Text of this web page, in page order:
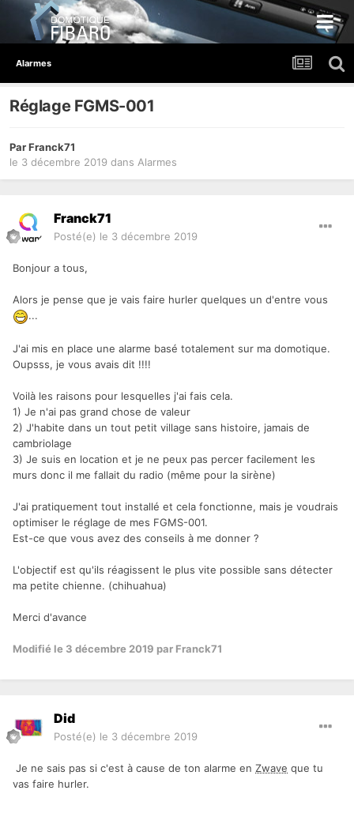
Alarmes
Réglage FGMS-001
ParFranck71
le 3 décembre 2019 dans Alarmes
Franck71
Posté(e) le 3 décembre 2019
Bonjour a tous,
Alors je pense que je vais faire hurler quelques un d'entre vous
...
J'ai mis en place une alarme basé totalement sur ma domotique.
Oupsss, je vous avais dit !!!!
Voilà les raisons pour lesquelles j'ai fais cela.
1) Je n'ai pas grand chose de valeur
2) J'habite dans un tout petit village sans histoire, jamais de
cambriolage
3) Je suis en location et je ne peux pas percer facilement les
murs donc il me fallait du radio (même pour la sirène)
J'ai pratiquement tout installé et cela fonctionne, mais je voudrais
optimiser le réglage de mes FGMS-001.
Est-ce que vous avez des conseils à me donner ?
L'objectif est qu'ils réagissent le plus vite possible sans détecter
ma petite chienne. (chihuahua)
Merci d'avance
Modifié le 3 décembre 2019 par Franck71
Did
Posté(e) le 3 décembre 2019
Je ne sais pas si c'est à cause de ton alarme en Zwave que tu
vas faire hurler.